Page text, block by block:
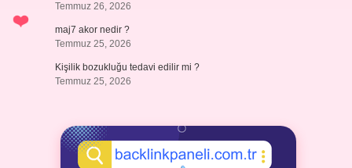
Temmuz 26, 2026
maj7 akor nedir ?
Temmuz 25, 2026
Kişilik bozukluğu tedavi edilir mi ?
Temmuz 25, 2026